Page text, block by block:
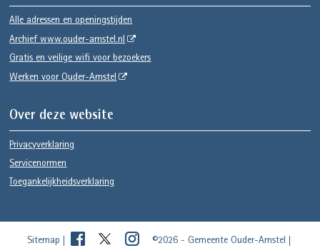
Alle adressen en openingstijden
Archief www.ouder-amstel.nl
Gratis en veilige wifi voor bezoekers
Werken voor Ouder-Amstel
Over deze website
Privacyverklaring
Servicenormen
Toegankelijkheidsverklaring
Sitemap ©2026 - Gemeente Ouder-Amstel